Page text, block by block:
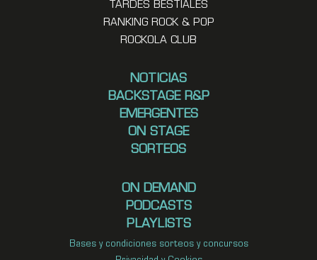
TARDES BESTIALES
RANKING ROCK & POP
ROCKOLA CLUB
NOTICIAS
BACKSTAGE R&P
EMERGENTES
ON STAGE
SORTEOS
ON DEMAND
PODCASTS
PLAYLISTS
Bases y condiciones sorteos y concursos